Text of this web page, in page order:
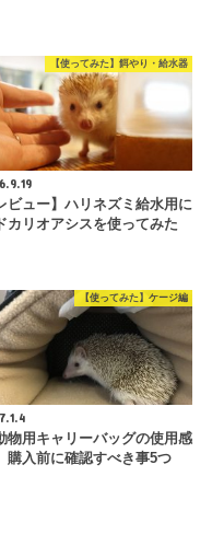
【使ってみた】餌やり・給水器
ビュー】ハリネズミ給水用に
カリオアシスを使ってみた
【使ってみた】ケージ編
物用キャリーバッグの使用感
購入前に確認すべき事5つ